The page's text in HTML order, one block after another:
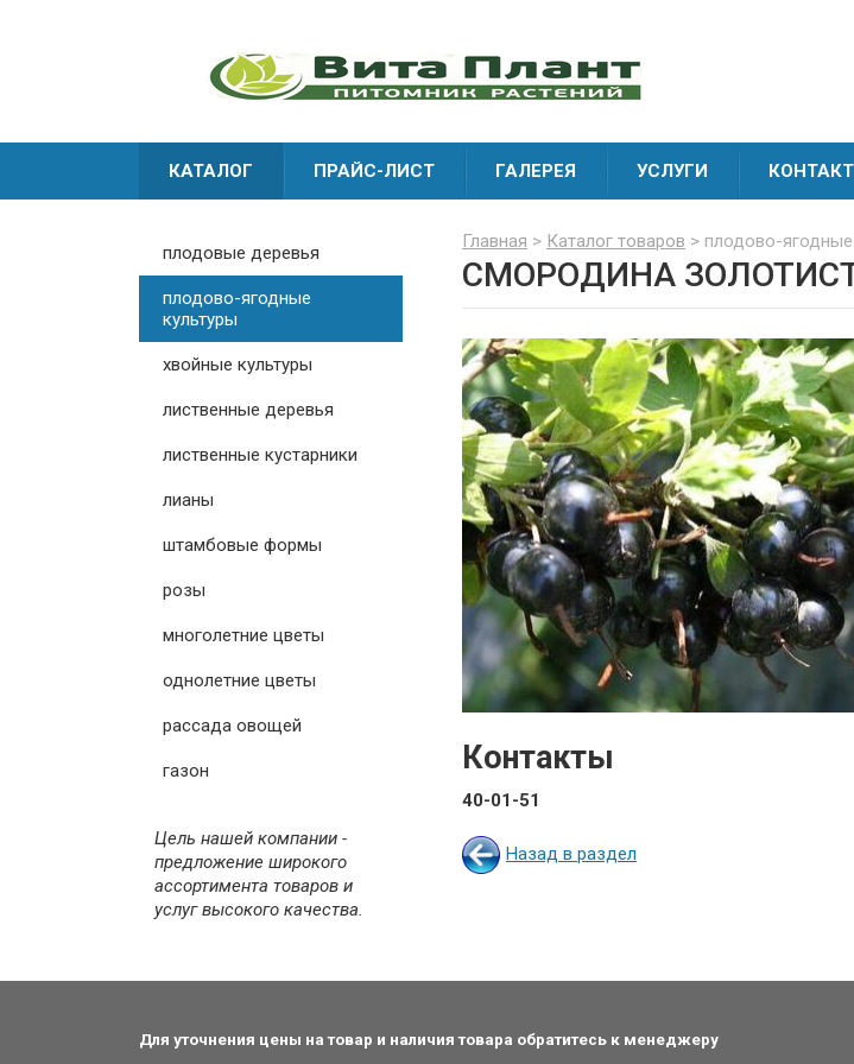
КАТАЛОГ ПРАЙС-ЛИСТ ГАЛЕРЕЯ УСЛУГИ
плодовые деревья
плодово-ягодные
культуры
хвойные культуры
лиственные деревья
лиственные кустарники
лианы
штамбовые формы
розы
многолетние цветы
однолетние цветы
рассада овощей
газон
Цель нашей компании -
предложение широкого
ассортимента товаров и
услуг высокого качества.
Главная > Каталог товаров > плодово-ягодные
СМОРОДИНА
Контакты
40-01-51
Назад в раздел
Для уточнения цены на товар и наличия товара обратитесь к менеджеру